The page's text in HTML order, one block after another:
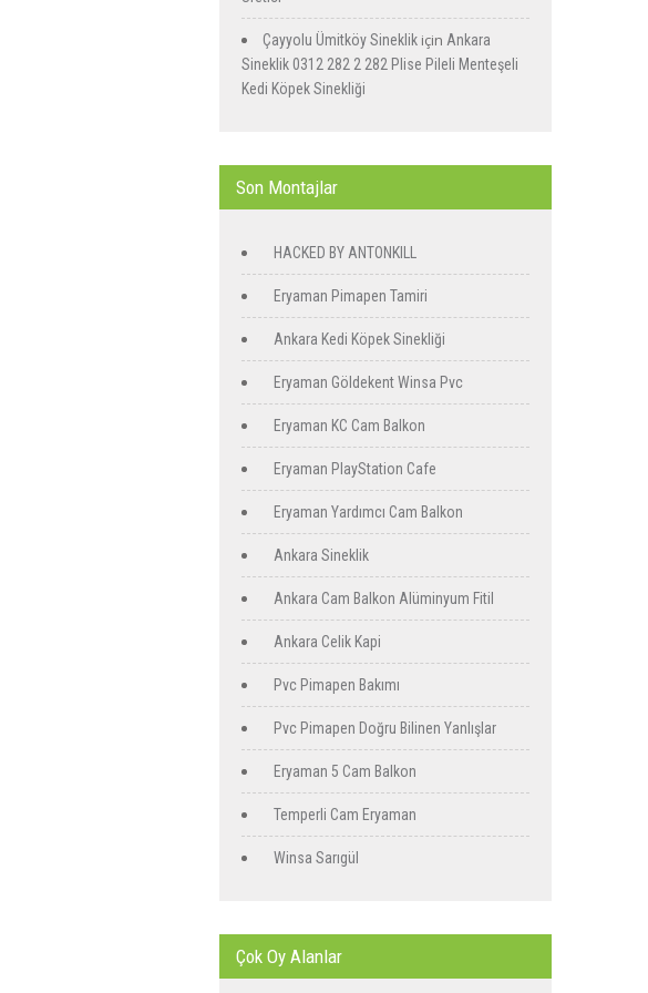
Çayyolu Ümitköy Sineklik için Ankara
Sineklik 0312 282 2 282 Plise Pileli Menteşeli
Kedi Köpek Sinekliği
Son Montajlar
HACKED BY ANTONKILL
Eryaman Pimapen Tamiri
Ankara Kedi Köpek Sinekliği
Eryaman Göldekent Winsa Pvc
Eryaman KC Cam Balkon
Eryaman PlayStation Cafe
Eryaman Yardımcı Cam Balkon
Ankara Sineklik
Ankara Cam Balkon Alüminyum Fitil
Ankara Celik Kapi
Pvc Pimapen Bakımı
Pvc Pimapen Doğru Bilinen Yanlışlar
Eryaman 5 Cam Balkon
Temperli Cam Eryaman
Winsa Sarıgül
Çok Oy Alanlar